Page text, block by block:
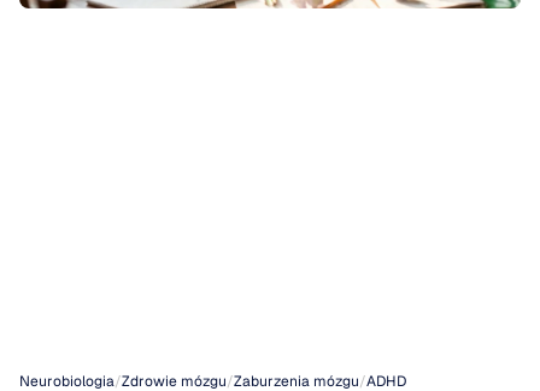
Neurobiologia/Zdrowie mózgu/Zaburzenia mózgu/ADHD